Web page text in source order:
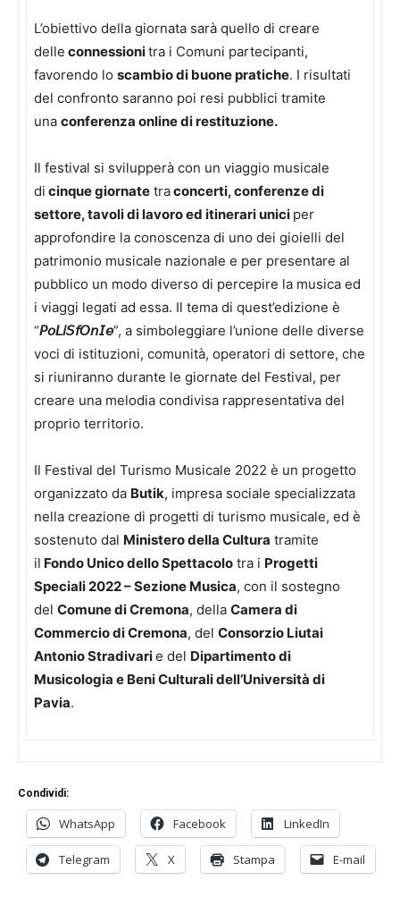
L’obiettivo della giornata sarà quello di creare
delle connessionitra i Comuni partecipanti,
favorendo lo scambio di buone pratiche. I risultati
del confronto saranno poi resi pubblici tramite
una conferenza online di restituzione.
Il festival si svilupperà con un viaggio musicale
di cinque giornate traconcerti, conferenze di
settore, tavoli di lavoro ed itinerari unici per
approfondire la conoscenza di uno dei gioielli del
patrimonio musicale nazionale e per presentare al
pubblico un modo diverso di percepire la musica ed
i viaggi legati ad essa. Il tema di quest’edizione è
“𝘗𝘰𝘓𝘪𝘚𝘧𝘖𝘯𝘐𝘦”, a simboleggiare l’unione delle diverse
voci di istituzioni, comunità, operatori di settore, che
si riuniranno durante le giornate del Festival, per
creare una melodia condivisa rappresentativa del
proprio territorio.
Il Festival del Turismo Musicale 2022 è un progetto
organizzato da Butik, impresa sociale specializzata
nella creazione di progetti di turismo musicale, ed è
sostenuto dal Ministero della Cultura tramite
il Fondo Unico dello Spettacolo tra i Progetti
Speciali 2022 – Sezione Musica, con il sostegno
del Comune di Cremona, della Camera di
Commercio di Cremona, del Consorzio Liutai
Antonio Stradivarie del Dipartimento di
Musicologia e Beni Culturali dell’Università di
Pavia.
Condividi:
WhatsApp Facebook LinkedIn
Telegram X Stampa E-mail